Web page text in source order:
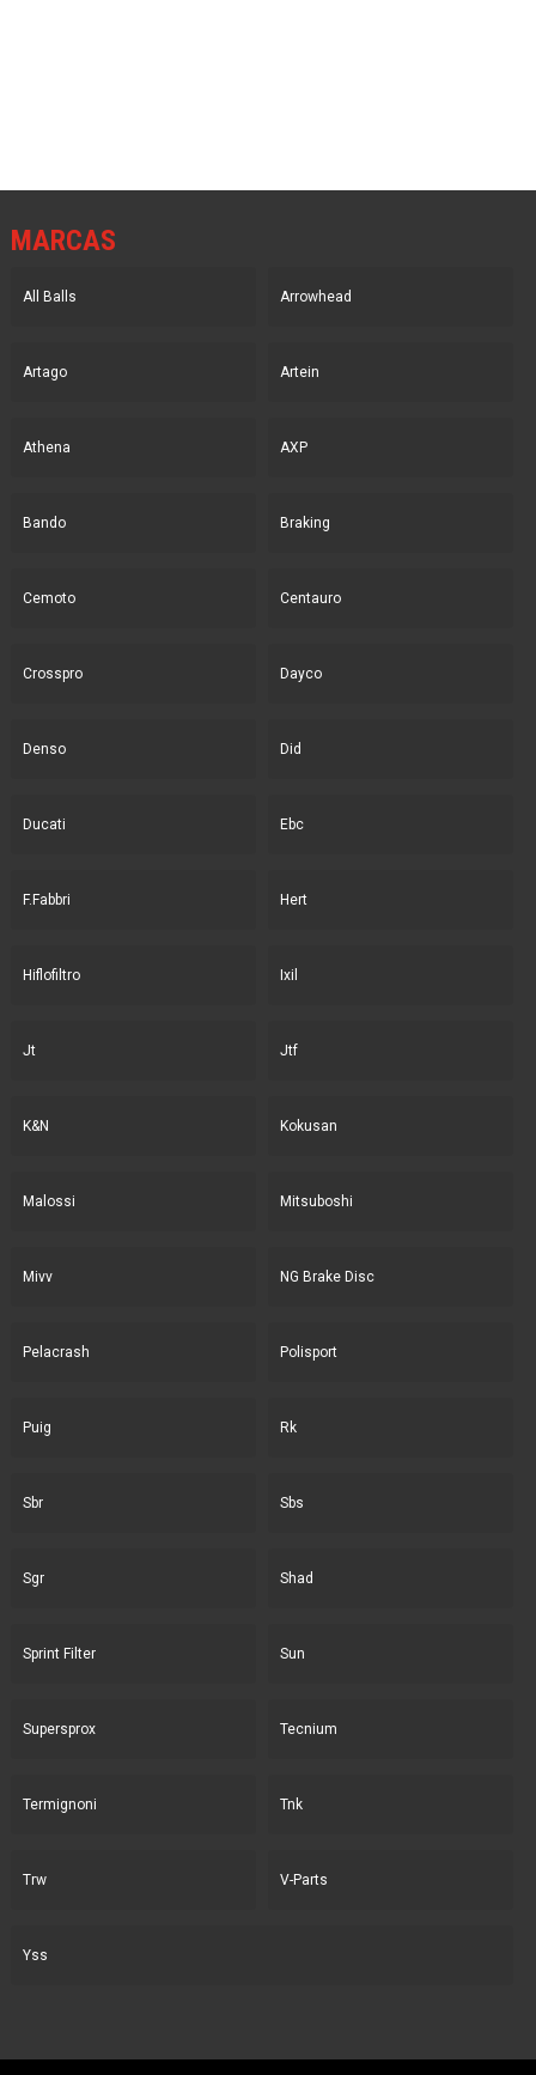
MARCAS
All Balls Arrowhead
Artago Artein
Athena AXP
Bando Braking
Cemoto Centauro
Crosspro Dayco
Denso Did
Ducati Ebc
F.Fabbri Hert
Hiflofiltro Ixil
Jt Jtf
K&N Kokusan
Malossi Mitsuboshi
Mivv NG Brake Disc
Pelacrash Polisport
Puig Rk
Sbr Sbs
Sgr Shad
Sprint Filter Sun
Supersprox Tecnium
Termignoni Tnk
Trw V-Parts
Yss